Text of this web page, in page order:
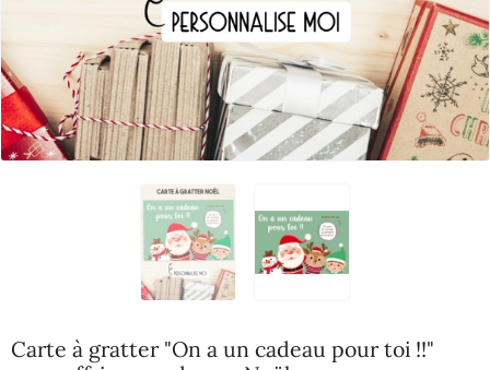
Carte à gratter "On a un cadeau pour toi !!"